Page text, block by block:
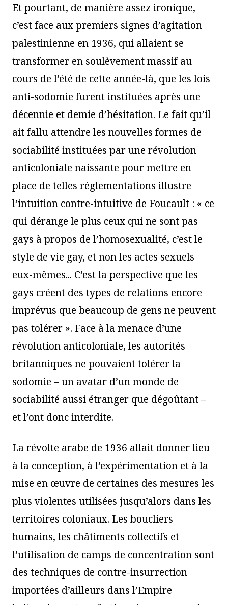
Et pourtant, de manière assez ironique,
c’est face aux premiers signes d’agitation
palestinienne en 1936, qui allaient se
transformer en soulèvement massif au
cours de l’été de cette année-là, que les lois
anti-sodomie furent instituées après une
décennie et demie d’hésitation. Le fait qu’il
ait fallu attendre les nouvelles formes de
sociabilité instituées par une révolution
anticoloniale naissante pour mettre en
place de telles réglementations illustre
l’intuition contre-intuitive de Foucault : « ce
qui dérange le plus ceux qui ne sont pas
gays à propos de l’homosexualité, c’est le
style de vie gay, et non les actes sexuels
eux-mêmes... C’est la perspective que les
gays créent des types de relations encore
imprévus que beaucoup de gens ne peuvent
pas tolérer ». Face à la menace d’une
révolution anticoloniale, les autorités
britanniques ne pouvaient tolérer la
sodomie – un avatar d’un monde de
sociabilité aussi étranger que dégoûtant –
et l’ont donc interdite.
La révolte arabe de 1936 allait donner lieu
à la conception, à l’expérimentation et à la
mise en œuvre de certaines des mesures les
plus violentes utilisées jusqu’alors dans les
territoires coloniaux. Les boucliers
humains, les châtiments collectifs et
l’utilisation de camps de concentration sont
des techniques de contre-insurrection
importées d’ailleurs dans l’Empire